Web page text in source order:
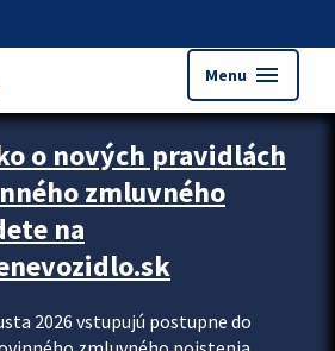
Menu menu
upútavok
o nových pravidlách
zmluvného
na
2026 vstupujú postupne do